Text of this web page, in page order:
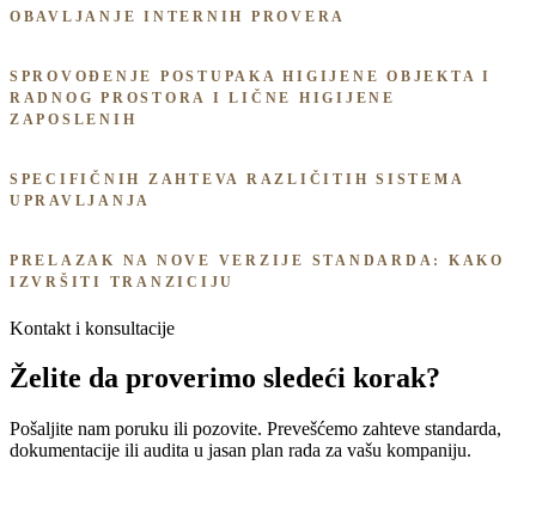
OBAVLJANJE INTERNIH PROVERA
SPROVOĐENJE POSTUPAKA HIGIJENE OBJEKTA I
RADNOG PROSTORA I LIČNE HIGIJENE
ZAPOSLENIH
SPECIFIČNIH ZAHTEVA RAZLIČITIH SISTEMA
UPRAVLJANJA
PRELAZAK NA NOVE VERZIJE STANDARDA: KAKO
IZVRŠITI TRANZICIJU
Kontakt i konsultacije
Želite da proverimo sledeći korak?
Pošaljite nam poruku ili pozovite. Prevešćemo zahteve standarda,
dokumentacije ili audita u jasan plan rada za vašu kompaniju.